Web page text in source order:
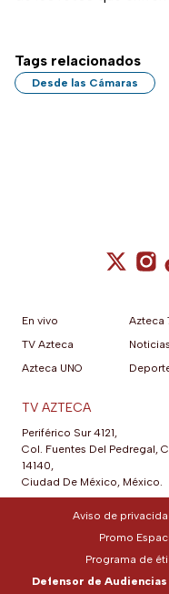
Tags relacionados
Desde las Cámaras
En vivo
TV Azteca
Azteca UNO
Azteca
Noticias
TV AZTECA
Periférico Sur 4121,
Col. Fuentes Del Pedregal,
14140,
Ciudad De México, México.
Aviso de
Promo
Programa de
Defensor de